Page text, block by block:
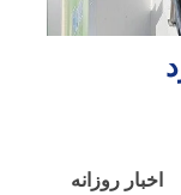
اخبار روزانه